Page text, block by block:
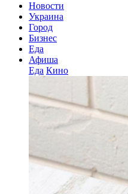
Новости
Украина
Город
Бизнес
Еда
Афиша
Еда Кино